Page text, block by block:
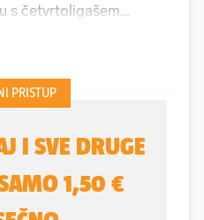
s četvrtoligašem